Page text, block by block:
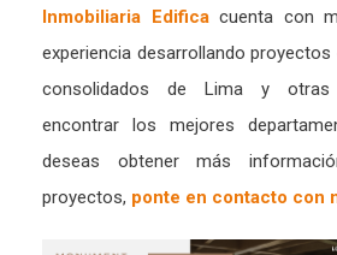
Inmobiliaria Edificacuenta con
experiencia desarrollando
consolidados de Lima y otras
encontrar los mejores
deseas obtener más
proyectos, ponte en contacto con